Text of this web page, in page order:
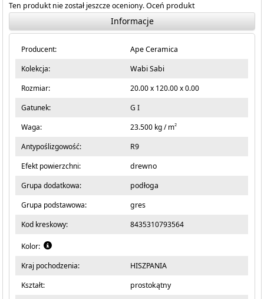
Ten produkt nie został jeszcze oceniony.Oceń produkt
Informacje
Producent:
Ape Ceramica
Kolekcja:
Wabi Sabi
Rozmiar:
20.00 x 120.00 x 0.00
Gatunek:
G I
Waga:
23.500 kg / m2
Antypoślizgowość:
R9
Efekt powierzchni:
drewno
Grupa dodatkowa:
podłoga
Grupa podstawowa:
gres
Kod kreskowy:
8435310793564
Kolor:
Kraj pochodzenia:
HISZPANIA
Kształt:
prostokątny